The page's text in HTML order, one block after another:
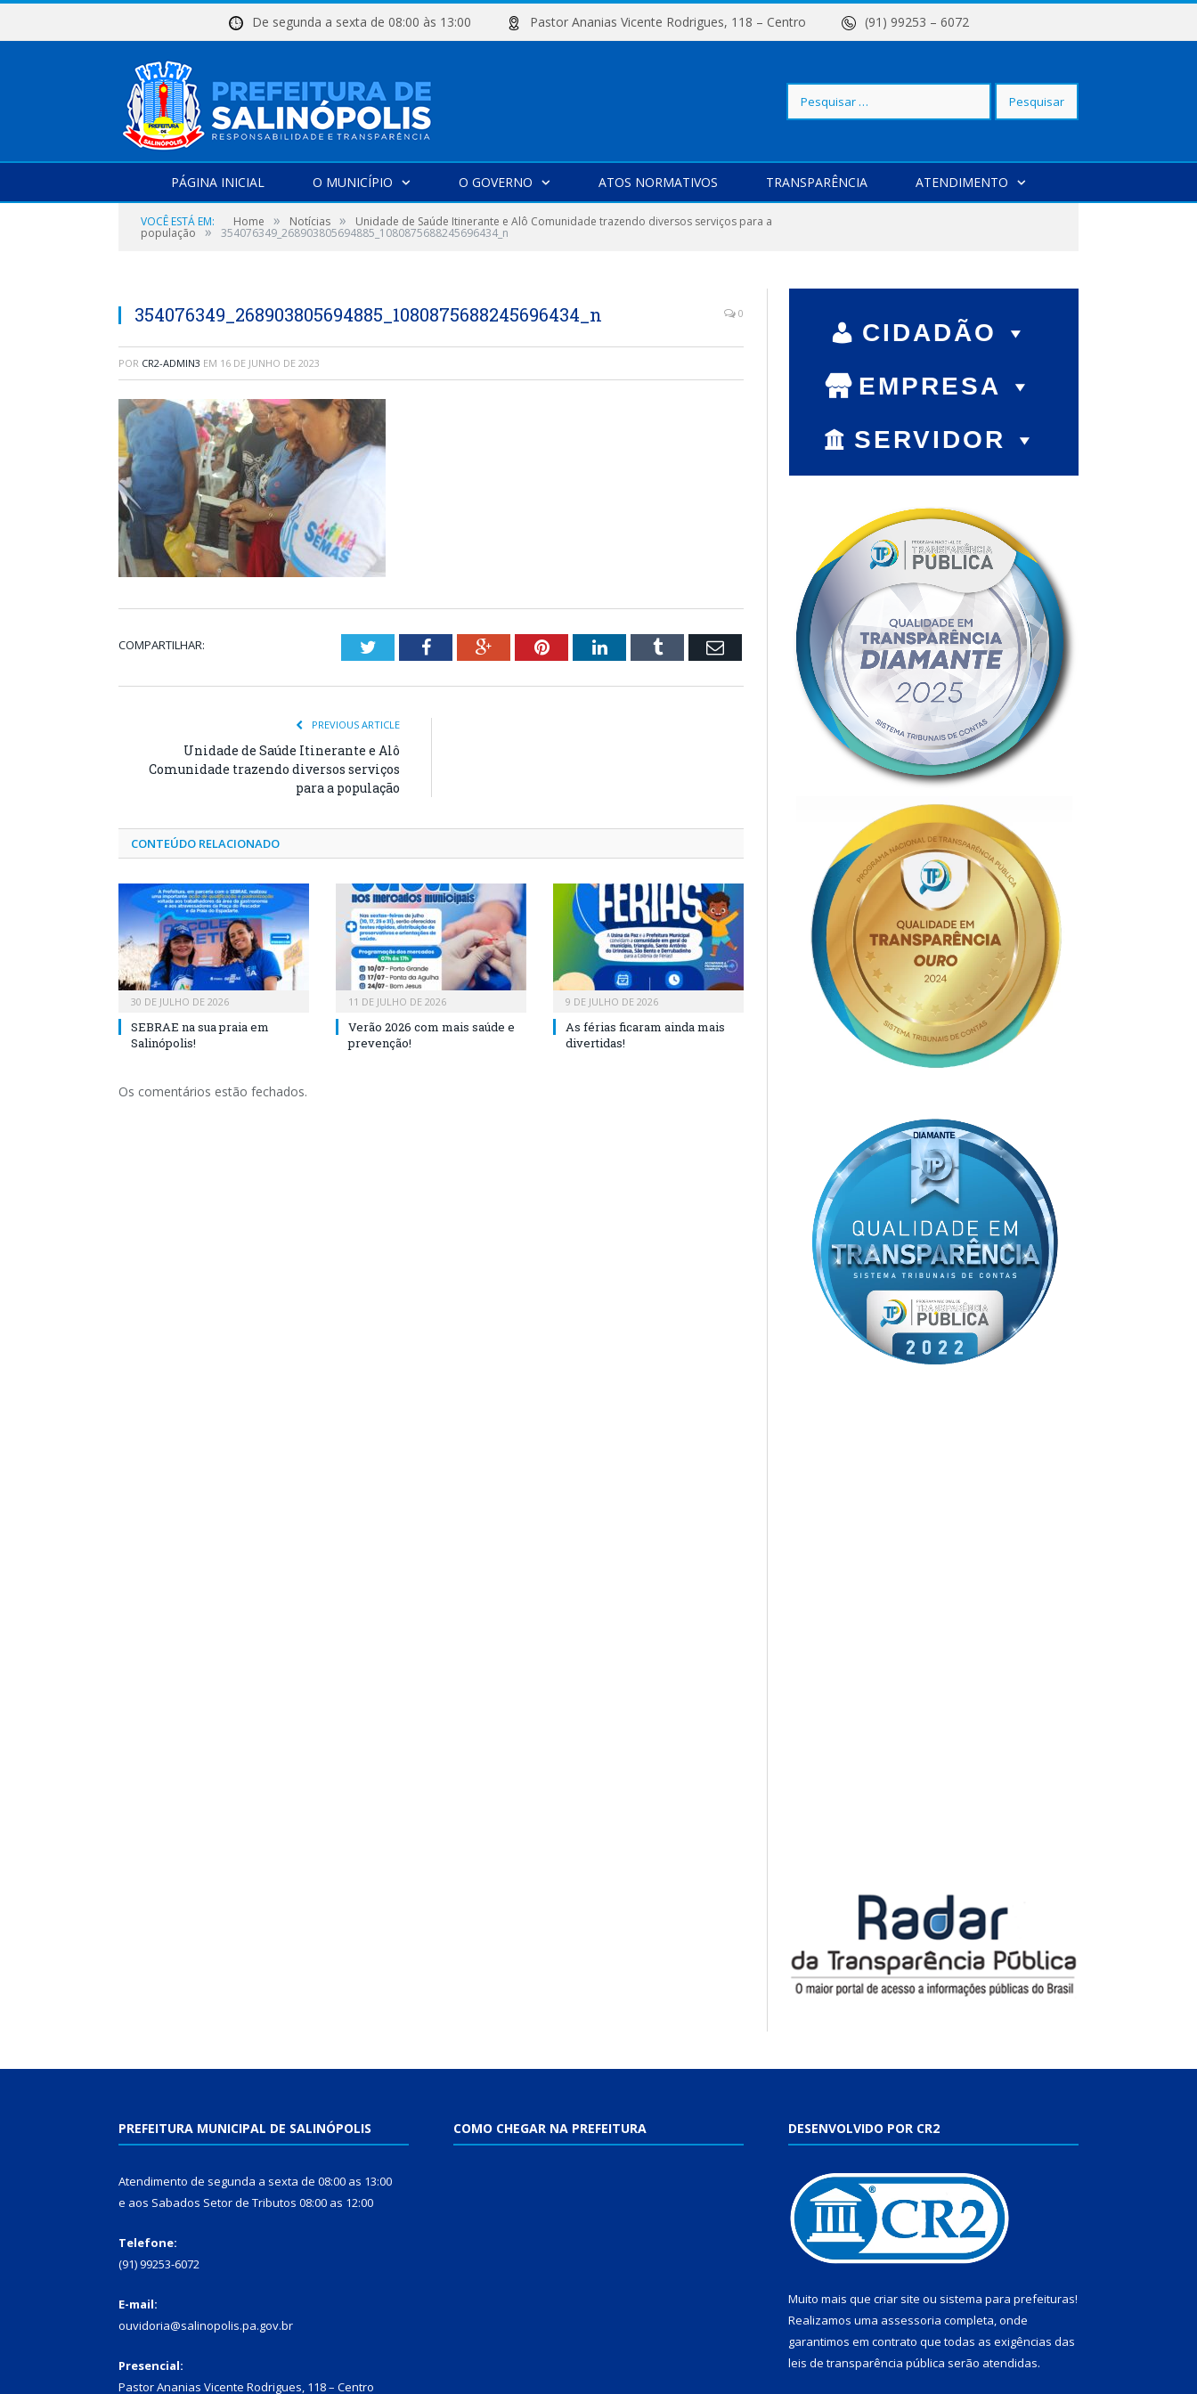
De segunda a sexta de 08:00 às 13:00 Pastor Ananias Vicente Rodrigues, 118 – Centro (91) 99253 – 6072
Pesquisar
PÁGINA INICIAL O MUNICÍPIO O GOVERNO ATOS NORMATIVOS TRANSPARÊNCIA ATENDIMENTO
VOCÊ ESTÁ EM: Home » Notícias » Unidade de Saúde Itinerante e Alô Comunidade trazendo diversos serviços para a
população » 354076349_268903805694885_1080875688245696434_n
354076349_268903805694885_1080875688245696434_n 0
POR CR2-ADMIN3 EM 16 DE JUNHO DE 2023
COMPARTILHAR: TwitterFacebookGoogle+PinterestLinkedInTumblr Email
PREVIOUS ARTICLE
Unidade de Saúde Itinerante e Alô
Comunidade trazendo diversos serviços
para a população
CONTEÚDO RELACIONADO
30 DE JULHO DE 2026
SEBRAE na sua praia em
Salinópolis!
11 DE JULHO DE 2026
Verão 2026 com mais saúde e
prevenção!
9 DE JULHO DE 2026
As férias ficaram ainda mais
divertidas!
Os comentários estão fechados.
CIDADÃO
EMPRESA
SERVIDOR
PREFEITURA MUNICIPAL DE SALINÓPOLIS
Atendimento de segunda a sexta de 08:00 as 13:00
e aos Sabados Setor de Tributos 08:00 as 12:00
Telefone:
(91) 99253-6072
E-mail:
ouvidoria@salinopolis.pa.gov.br
Presencial:
Pastor Ananias Vicente Rodrigues, 118 – Centro
COMO CHEGAR NA PREFEITURA DESENVOLVIDO POR CR2
Muito mais que criar site ou sistema para prefeituras!
Realizamos uma assessoria completa, onde
garantimos em contrato que todas as exigências das
leis de transparência pública serão atendidas.